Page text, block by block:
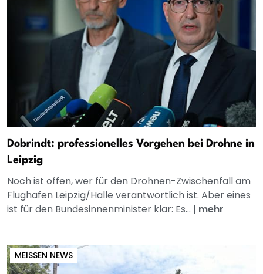
Dobrindt: professionelles Vorgehen bei Drohne in
Leipzig
Noch ist offen, wer für den Drohnen-Zwischenfall am
Flughafen Leipzig/Halle verantwortlich ist. Aber eines
ist für den Bundesinnenminister klar: Es... | mehr
MEISSEN NEWS